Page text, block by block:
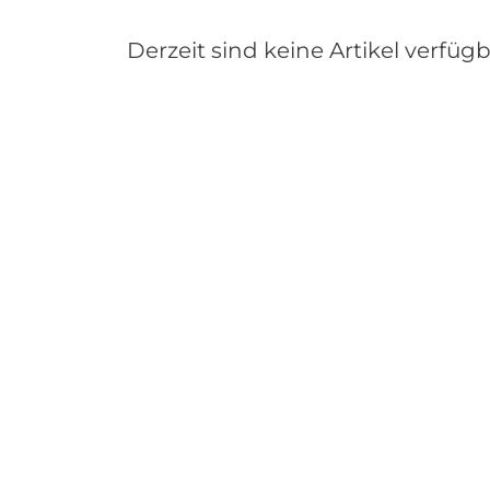
Derzeit sind keine Artikel